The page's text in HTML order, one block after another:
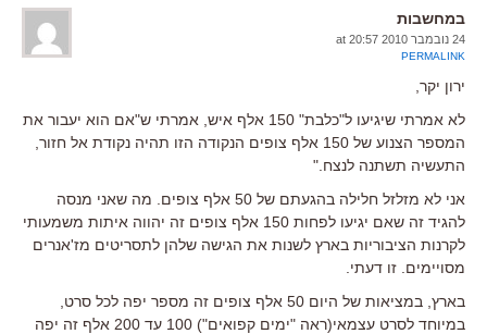
במחשבות
24 נובמבר 2010 at 20:57
PERMALINK
ירון יקר,
לא אמרתי שיגיעו ל"כלבת" 150 אלף איש, אמרתי ש"אם הוא יעבור את
המספר הצנוע של 150 אלף צופים הנקודה הזו תהיה נקודת אל חזור,
התעשיה תשתנה לנצח."
אני לא מזלזל חלילה בהגעתם של 50 אלף צופים. מה שאני מנסה
להגיד זה שאם יגיעו לפחות 150 אלף צופים זה יהווה איתות משמעותי
לקרנות הציבוריות בארץ לשנות את הגישה שלהן לתסריטים מז'אנרים
מסויימים. זו דעתי.
בארץ, במציאות של היום 50 אלף צופים זה מספר יפה לכל סרט,
במיוחד לסרט עצמאי(ראה "ימים קפואים") 100 עד 200 אלף זה יפה